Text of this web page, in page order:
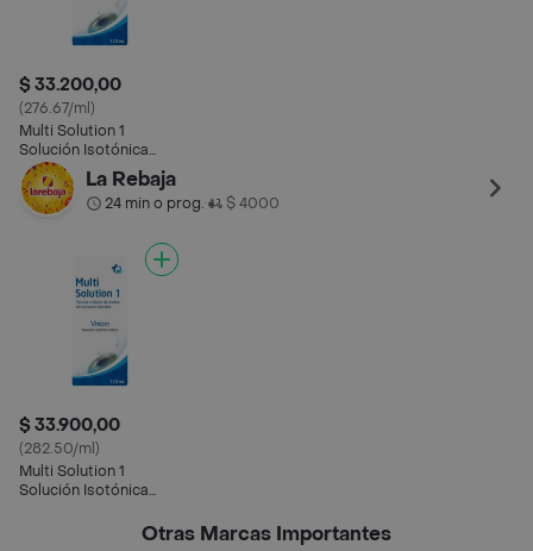
$ 33.200,00
(276.67/ml)
Multi Solution 1
Solución Isotónica
Estéril
La Rebaja
24 min o prog.• $ 4000
$ 33.900,00
(282.50/ml)
Multi Solution 1
Solución Isotónica
Otras Marcas Importantes